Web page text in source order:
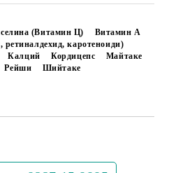
(Витамин Ц)
Витамин А
ретиналдехид, каротеноиди)
Калций Кордицепс
Майтаке
Рейши
Шийтаке